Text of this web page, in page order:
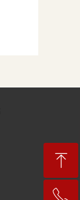
ꁸ
回到顶部